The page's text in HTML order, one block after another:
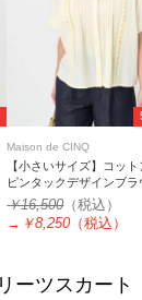
Maison de CINQ
【小さいサイズ】コッ
ピンタックデザインブラ
る
￥16,500（税込）
→ ￥8,250 （税込）
ーツスカート